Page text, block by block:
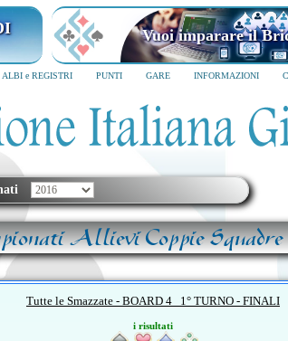
Vuoi imparare il
ALBI e REGISTRI PUNTI GARE INFORMAZIONI
Allievi Coppie Squadre
Tutte le Smazzate - BOARD 4 1° TURNO - FINALI
i risultati